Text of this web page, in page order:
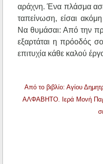
αράχνη. Ένα πλάσμα
ταπείνωση, είσαι
Να θυμάσαι: Από την
εξαρτάται η πρόοδός
επιτυχία κάθε καλού
Από το βιβλίο: Αγίου
ΑΛΦΑΒΗΤΟ. Ιερά Μονή